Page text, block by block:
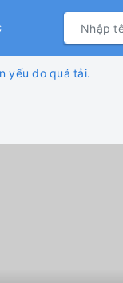
yếu do quá tải.